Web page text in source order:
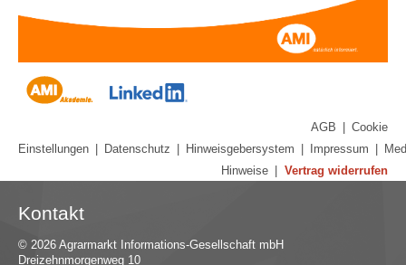
AGB | Cookie
Einstellungen | Datenschutz | Hinweisgebersystem | Impressum |
Hinweise | Vertrag widerrufen
Kontakt
© 2026 Agrarmarkt Informations-Gesellschaft mbH
Dreizehnmorgenweg 10